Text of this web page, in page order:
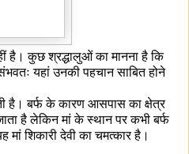
है। कुछ श्रद्धालुओं का मानना है कि
यहां उनकी पहचान साबित होने
है। बर्फ के कारण आसपास का क्षेत्र
है लेकिन मां के स्थान पर कभी बर्फ
मां शिकारी देवी का चमत्कार है।